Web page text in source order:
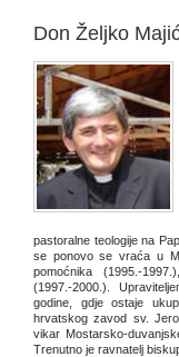
Don Željko
pastoralne teologije na
se ponovo se vraća u
pomoćnika (1995.-
(1997.-2000.).
godine, gdje ostaje
hrvatskog zavod sv.
vikar Mostarsko-
Trenutno je ravnatelj